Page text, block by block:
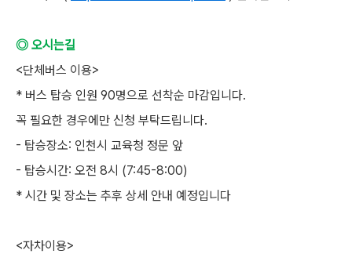
◎ 오시는길
<단체버스 이용>
* 버스 탑승 인원 90명으로 선착순 마감입니다.
꼭 필요한 경우에만 신청 부탁드립니다.
- 탑승장소: 인천시 교육청 정문 앞
- 탑승시간: 오전 8시 (7:45-8:00)
* 시간 및 장소는 추후 상세 안내 예정입니다
<자차이용>